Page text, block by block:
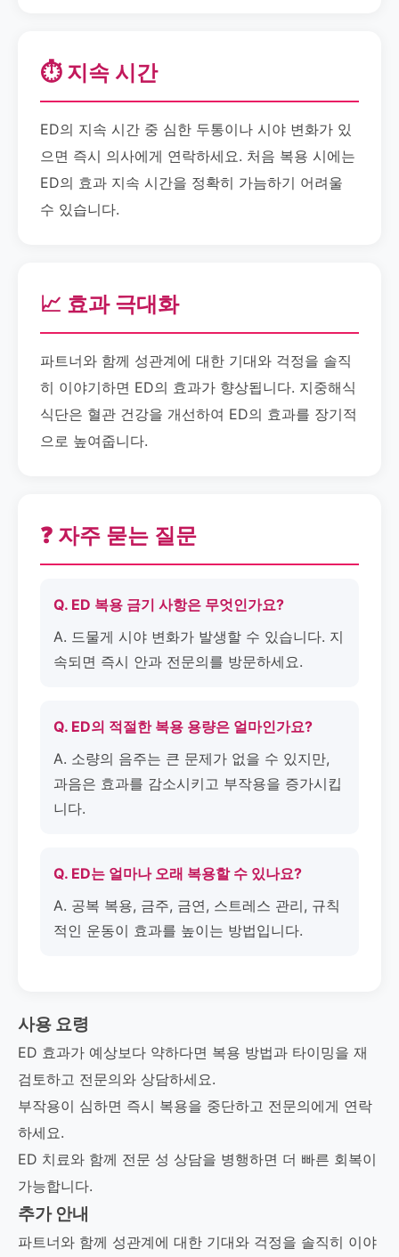
⏱️ 지속 시간
ED의 지속 시간 중 심한 두통이나 시야 변화가 있
으면 즉시 의사에게 연락하세요. 처음 복용 시에는
ED의 효과 지속 시간을 정확히 가늠하기 어려울
수 있습니다.
📈 효과 극대화
파트너와 함께 성관계에 대한 기대와 걱정을 솔직
히 이야기하면 ED의 효과가 향상됩니다. 지중해식
식단은 혈관 건강을 개선하여 ED의 효과를 장기적
으로 높여줍니다.
❓ 자주 묻는 질문
Q. ED 복용 금기 사항은 무엇인가요?
A. 드물게 시야 변화가 발생할 수 있습니다. 지
속되면 즉시 안과 전문의를 방문하세요.
Q. ED의 적절한 복용 용량은 얼마인가요?
A. 소량의 음주는 큰 문제가 없을 수 있지만,
과음은 효과를 감소시키고 부작용을 증가시킵
니다.
Q. ED는 얼마나 오래 복용할 수 있나요?
A. 공복 복용, 금주, 금연, 스트레스 관리, 규칙
적인 운동이 효과를 높이는 방법입니다.
사용 요령
ED 효과가 예상보다 약하다면 복용 방법과 타이밍을 재
검토하고 전문의와 상담하세요.
부작용이 심하면 즉시 복용을 중단하고 전문의에게 연락
하세요.
ED 치료와 함께 전문 성 상담을 병행하면 더 빠른 회복이
가능합니다.
추가 안내
파트너와 함께 성관계에 대한 기대와 걱정을 솔직히 이야